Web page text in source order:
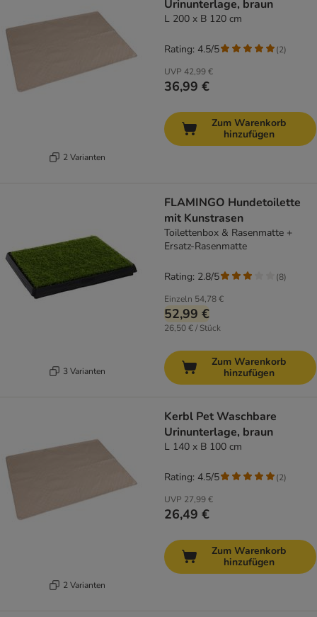
2 Varianten
Urinunterlage, braun
L 200 x B 120 cm
UVP 42,99 €
36,99 €
Rating: 4.5/5 (2)
Zum Warenkorb
hinzufügen
3 Varianten
FLAMINGO Hundetoilette
mit Kunstrasen
Toilettenbox & Rasenmatte +
Ersatz-Rasenmatte
Einzeln 54,78 €
52,99 €
26,50 € / Stück
Rating: 2.8/5 (8)
Zum Warenkorb
hinzufügen
2 Varianten
Kerbl Pet Waschbare
Urinunterlage, braun
L 140 x B 100 cm
UVP 27,99 €
26,49 €
Rating: 4.5/5 (2)
Zum Warenkorb
hinzufügen